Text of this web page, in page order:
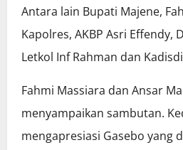
Antara lain Bupati Majene,
Kapolres, AKBP Asri Effendy,
Letkol Inf Rahman dan
Fahmi Massiara dan Ansar
menyampaikan sambutan.
mengapresiasi Gasebo yang